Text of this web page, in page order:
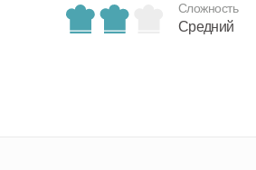
Сложность
Средний